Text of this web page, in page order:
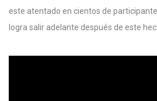
este atentado en cientos de
logra salir adelante después de este